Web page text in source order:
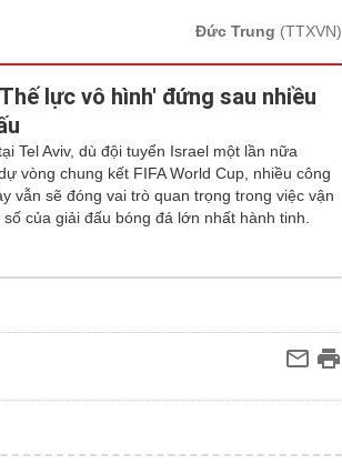
Đức Trung (TTXVN)
lực vô hình' đứng sau nhiều
Tel Aviv, dù đội tuyển Israel một lần nữa
vòng chung kết FIFA World Cup, nhiều công
vẫn sẽ đóng vai trò quan trọng trong việc vận
của giải đấu bóng đá lớn nhất hành tinh.